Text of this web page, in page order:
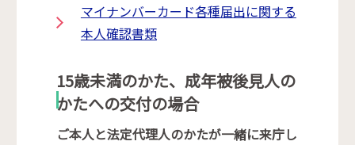
マイナンバーカード各種届出に関する
本人確認書類
15歳未満のかた、成年被後見人の
かたへの交付の場合
ご本人と法定代理人のかたが一緒に来庁し